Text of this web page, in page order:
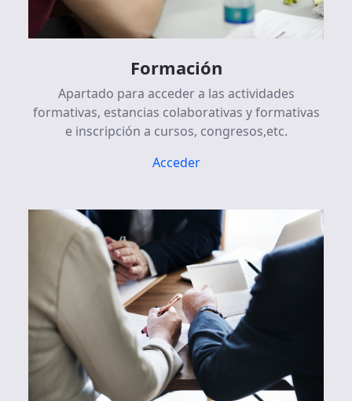
Formación
Apartado para acceder a las actividades
formativas, estancias colaborativas y formativas
e inscripción a cursos, congresos,etc.
Acceder